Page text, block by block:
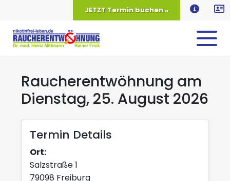
JETZT Termin buchen »
Raucherentwöhnung am
Dienstag, 25. August 2026
Termin Details
Ort:
Salzstraße 1
79098 Freiburg